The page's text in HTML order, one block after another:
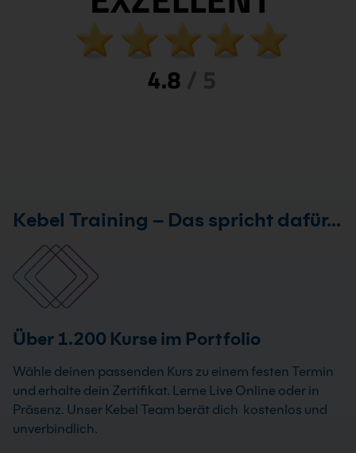
Kebel Training – Das spricht dafür…
Über 1.200 Kurse im Portfolio
Wähle deinen passenden Kurs zu einem festen Termin
und erhalte dein Zertifikat. Lerne Live Online oder in
Präsenz. Unser Kebel Team berät dich kostenlos und
unverbindlich.